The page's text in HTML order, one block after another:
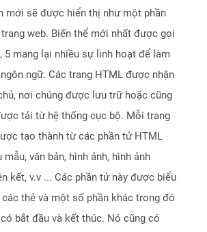
mới sẽ được hiển thị như một phần
web. Biến thể mới nhất được gọi
5 mang lại nhiều sự linh hoạt để làm
ngữ. Các trang HTML được nhận
nơi chúng được lưu trữ hoặc cũng
tải từ hệ thống cục bộ. Mỗi trang
tạo thành từ các phần tử HTML
mẫu, văn bản, hình ảnh, hình ảnh
kết, v.v ... Các phần tử này được biểu
thẻ và một số phần khác trong đó
bắt đầu và kết thúc. Nó cũng có